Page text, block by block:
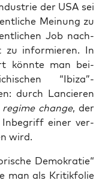
der USA sei
Mei­nung zu
Job nach­
zu infor­mie­ren. In
könn­te man bei­
“Ibiza”-
durch Lan­cie­ren
regime chan­ge, der
Inbe­griff einer ver­
wird.
Demo­kra­tie“
man als Kri­tik­fo­lie